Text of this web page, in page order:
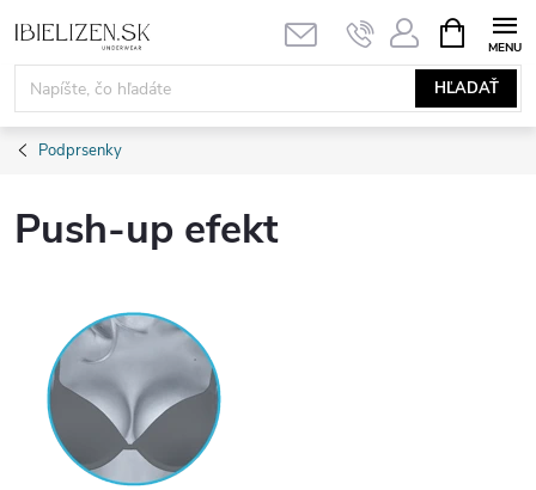
na
obsah
HĽADAŤ
KOŠÍK
Podprsenky
Push-up efekt